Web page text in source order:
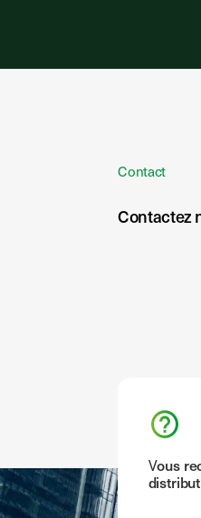
Contact
Contactez
Vous